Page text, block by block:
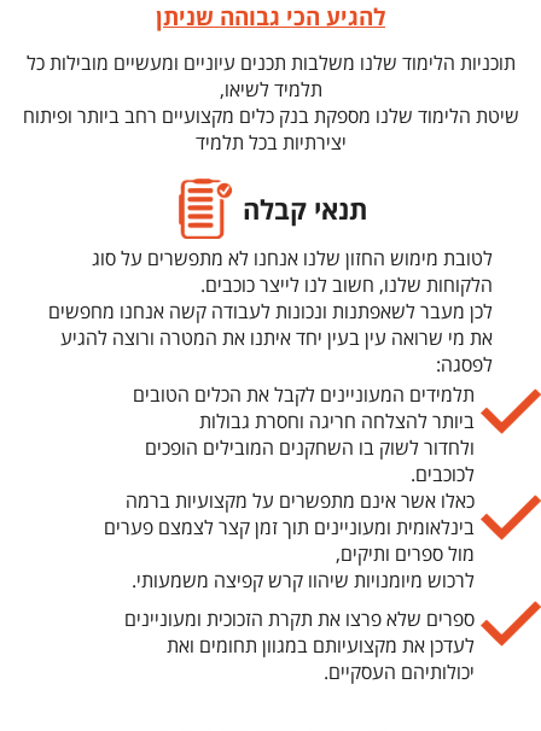
להגיע הכי גבוהה שניתן
תוכניות הלימוד שלנו משלבות תכנים עיוניים ומעשיים מובילות כל
תלמיד לשיאו,
שיטת הלימוד שלנו מספקת בנק כלים מקצועיים רחב ביותר ופיתוח
יצירתיות בכל תלמיד
תנאי קבלה
לטובת מימוש החזון שלנו אנחנו לא מתפשרים על סוג
הלקוחות שלנו, חשוב לנו לייצר כוכבים.
לכן מעבר לשאפתנות ונכונות לעבודה קשה אנחנו מחפשים
את מי שרואה עין בעין יחד איתנו את המטרה ורוצה להגיע
לפסגה:
תלמידים המעוניינים לקבל את הכלים הטובים
ביותר להצלחה חריגה וחסרת גבולות
ולחדור לשוק בו השחקנים המובילים הופכים
לכוכבים.
כאלו אשר אינם מתפשרים על מקצועיות ברמה
בינלאומית ומעוניינים תוך זמן קצר לצמצם פערים
מול ספרים ותיקים,
לרכוש מיומנויות שיהוו קרש קפיצה משמעותי.
​​​​​​ספרים שלא פרצו את תקרת הזכוכית ומעוניינים
לעדכן את מקצועיותם במגוון תחומים ואת
יכולותיהם העסקיים.